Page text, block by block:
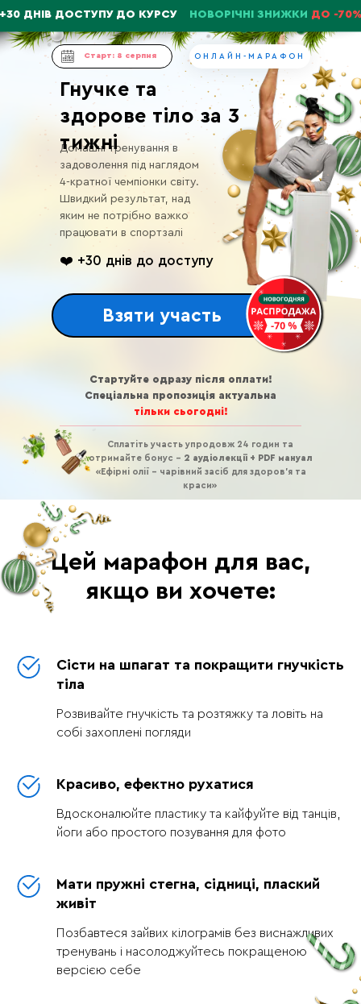
Гнучке та
здорове тіло за 3
тижні
Сплатіть участь упродовж 24 годин та
отримайте бонус - 2 аудіолекції + PDF мануал
«Ефірні олії - чарівний засіб для здоров'я та
краси»
ОНЛАЙН-МАРАФОН
Домашні тренування в
задоволення під наглядом
4-кратної чемпіонки світу.
Швидкий результат, над
яким не потрібно важко
працювати в спортзалі
Стартуйте одразу після оплати!
Спеціальна пропозиція актуальна
тільки сьогодні!
Старт: 8 серпня
Взяти участь
❤️ +30 днів до доступу
НОВОРІЧНІ ЗНИЖКИ ДО -
+30 ДНІВ ДОСТУПУ ДО КУРСУ
Цей марафон для вас,
якщо ви хочете:
Сісти на шпагат та покращити гнучкість
тіла
Розвивайте гнучкість та розтяжку та ловіть на
собі захоплені погляди
Красиво, ефектно рухатися
Вдосконалюйте пластику та кайфуйте від танців,
йоги або простого позування для фото
Мати пружні стегна, сідниці, плаский
живіт
Позбавтеся зайвих кілограмів без виснажливих
тренувань і насолоджуйтесь покращеною
версією себе